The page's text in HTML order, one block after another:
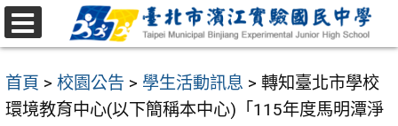
跳
至
要
內
首頁 > 校園公告 > 學生活動訊息 > 轉知臺北市學校
環境教育中心(以下簡稱本中心)「115年度馬明潭淨
選
單